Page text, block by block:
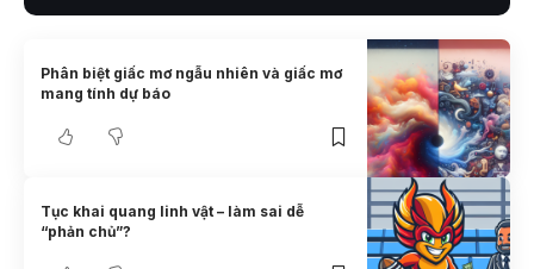
Phân biệt giấc mơ ngẫu nhiên và giấc mơ
mang tính dự báo
Tục khai quang linh vật – làm sai dễ
“phản chủ”?